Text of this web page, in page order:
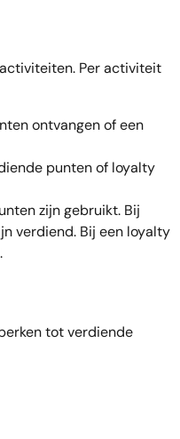
Per activiteit
ontvangen of een
punten of loyalty
zijn gebruikt. Bij
verdiend. Bij een loyalty
tot verdiende